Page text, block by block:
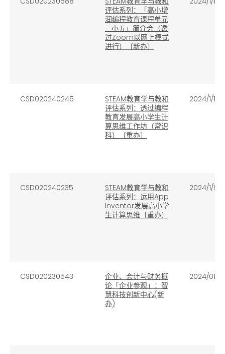
评估系列：「高小增
润编程教育课程单元
– 小五」简介会（透
过Zoom以网上模式
进行）〔新办〕
CSD020240245
STEAM教育学与教和
评估系列：透过编程
教育发展高小学生计
算思维工作坊（常识
科）〔重办〕
2024/1/16
CSD020240235
STEAM教育学与教和
评估系列：运用App
Inventor发展高小学
生计算思维〔重办〕
2024/1/9
CSD020230543
企业、会计与财务概
论「企业参观」：智
慧科技创新中心(新
办)
2024/01/